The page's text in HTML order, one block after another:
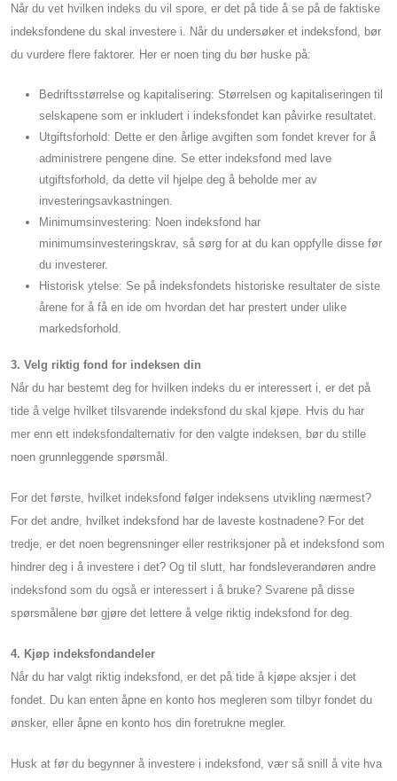
Når du vet hvilken indeks du vil spore, er det på tide å se på de faktiske
indeksfondene du skal investere i. Når du undersøker et indeksfond, bør
du vurdere flere faktorer. Her er noen ting du bør huske på:
Bedriftsstørrelse og kapitalisering: Størrelsen og kapitaliseringen til
selskapene som er inkludert i indeksfondet kan påvirke resultatet.
Utgiftsforhold: Dette er den årlige avgiften som fondet krever for å
administrere pengene dine. Se etter indeksfond med lave
utgiftsforhold, da dette vil hjelpe deg å beholde mer av
investeringsavkastningen.
Minimumsinvestering: Noen indeksfond har
minimumsinvesteringskrav, så sørg for at du kan oppfylle disse før
du investerer.
Historisk ytelse: Se på indeksfondets historiske resultater de siste
årene for å få en ide om hvordan det har prestert under ulike
markedsforhold.
3. Velg riktig fond for indeksen din
Når du har bestemt deg for hvilken indeks du er interessert i, er det på
tide å velge hvilket tilsvarende indeksfond du skal kjøpe. Hvis du har
mer enn ett indeksfondalternativ for den valgte indeksen, bør du stille
noen grunnleggende spørsmål.
For det første, hvilket indeksfond følger indeksens utvikling nærmest?
For det andre, hvilket indeksfond har de laveste kostnadene? For det
tredje, er det noen begrensninger eller restriksjoner på et indeksfond som
hindrer deg i å investere i det? Og til slutt, har fondsleverandøren andre
indeksfond som du også er interessert i å bruke? Svarene på disse
spørsmålene bør gjøre det lettere å velge riktig indeksfond for deg.
4. Kjøp indeksfondandeler
Når du har valgt riktig indeksfond, er det på tide å kjøpe aksjer i det
fondet. Du kan enten åpne en konto hos megleren som tilbyr fondet du
ønsker, eller åpne en konto hos din foretrukne megler.
Husk at før du begynner å investere i indeksfond, vær så snill å vite hva